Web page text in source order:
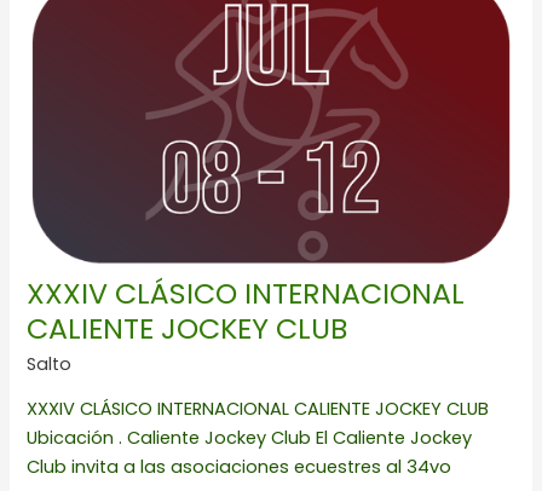
XXXIV CLÁSICO INTERNACIONAL
CALIENTE JOCKEY CLUB
Salto
XXXIV CLÁSICO INTERNACIONAL CALIENTE JOCKEY CLUB
Ubicación . Caliente Jockey Club El Caliente Jockey
Club invita a las asociaciones ecuestres al 34vo
INTERNACIONAL
CALIENTE